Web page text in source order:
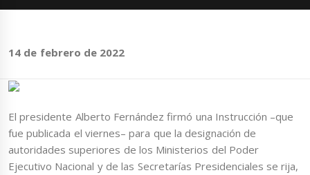
14 de febrero de 2022
El presidente Alberto Fernández firmó una Instrucción –que
fue publicada el viernes– para que la designación de
autoridades superiores de los Ministerios del Poder
Ejecutivo Nacional y de las Secretarías Presidenciales se rija,